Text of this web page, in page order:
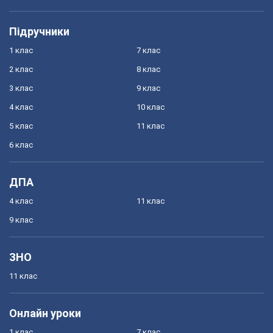
Підручники
1 клас
2 клас
3 клас
4 клас
5 клас
6 клас
7 клас
8 клас
9 клас
10 клас
11 клас
ДПА
4 клас
9 клас
11 клас
ЗНО
11 клас
Онлайн уроки